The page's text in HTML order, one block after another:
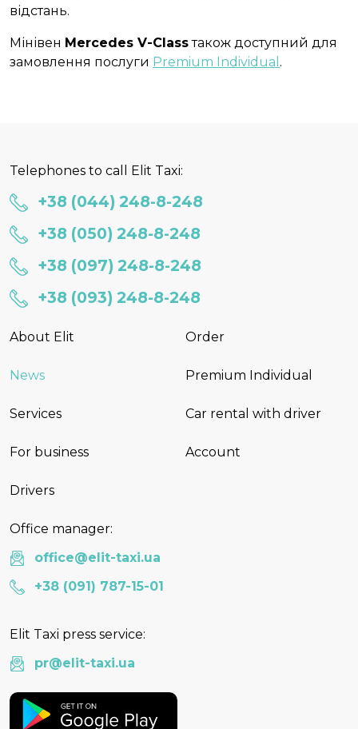
відстань.
Мінівен Mercedes V-Classтакож доступний для
замовлення послуги Premium Individual .
Telephones to call Elit Taxi:
+38 (044) 248-8-248
+38 (050) 248-8-248
+38 (097) 248-8-248
+38 (093) 248-8-248
About Elit
News
Services
For business
Drivers
Order
Premium Individual
Car rental with driver
Account
Office manager:
office@elit-taxi.ua
+38 (091) 787-15-01
Elit Taxi press service:
pr@elit-taxi.ua